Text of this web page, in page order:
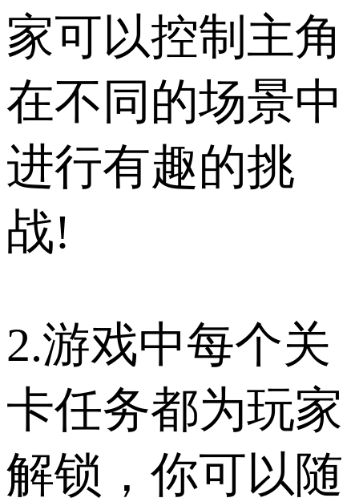
家可以控制主角
在不同的场景中
进行有趣的挑
战!
2.游戏中每个关
卡任务都为玩家
解锁，你可以随